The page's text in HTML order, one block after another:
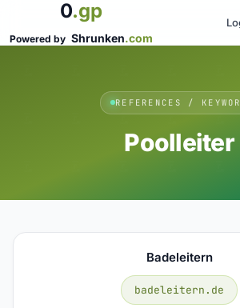
0.gp
Powered by Shrunken.com
REFERENCES /
Poolleiter
Badeleitern
badeleitern.de